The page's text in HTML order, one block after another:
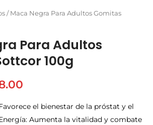
/ Maca Negra Para Adultos Gomitas
Para Adultos
100g
el bienestar de la próstat y el
Aumenta la vitalidad y combate